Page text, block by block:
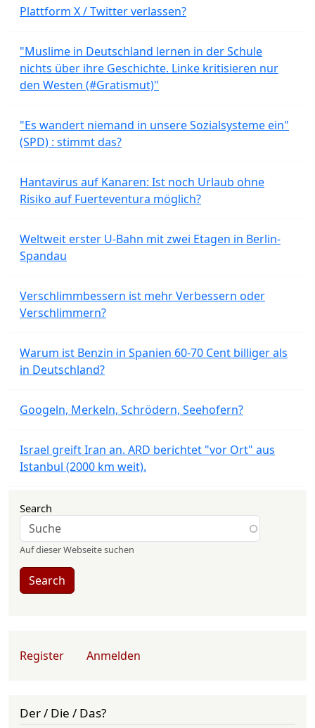
Plattform X / Twitter verlassen?
"Muslime in Deutschland lernen in der Schule
nichts über ihre Geschichte. Linke kritisieren nur
den Westen (#Gratismut)"
"Es wandert niemand in unsere Sozialsysteme ein"
(SPD) : stimmt das?
Hantavirus auf Kanaren: Ist noch Urlaub ohne
Risiko auf Fuerteventura möglich?
Weltweit erster U-Bahn mit zwei Etagen in Berlin-
Spandau
Verschlimmbessern ist mehr Verbessern oder
Verschlimmern?
Warum ist Benzin in Spanien 60-70 Cent billiger als
in Deutschland?
Googeln, Merkeln, Schrödern, Seehofern?
Israel greift Iran an. ARD berichtet "vor Ort" aus
Istanbul (2000 km weit).
Search
Auf dieser Webseite suchen
Search
User account menu
Register Anmelden
Der / Die / Das?